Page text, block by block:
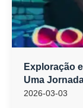
Exploração
Uma
2026-03-03